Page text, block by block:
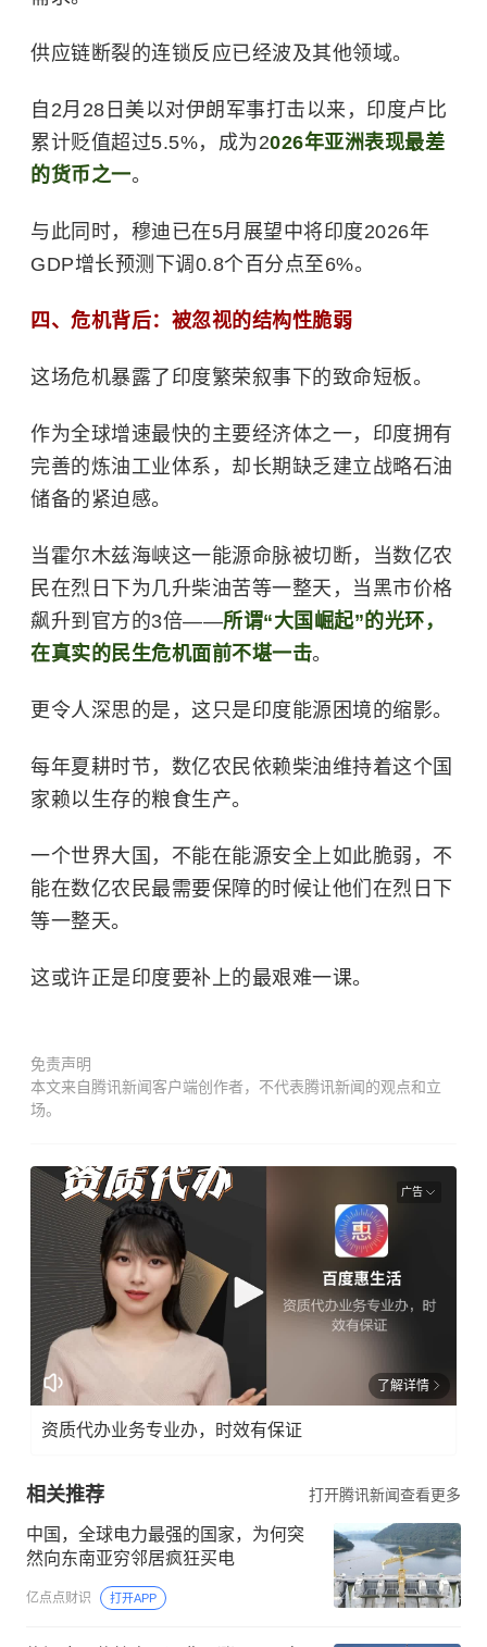
供应链断裂的连锁反应已经波及其他领域。
自2月28日美以对伊朗军事打击以来，印度卢比
累计贬值超过5.5%，成为2026年亚洲表现最差
的货币之一。
与此同时，穆迪已在5月展望中将印度2026年
GDP增长预测下调0.8个百分点至6%。
四、危机背后：被忽视的结构性脆弱
这场危机暴露了印度繁荣叙事下的致命短板。
作为全球增速最快的主要经济体之一，印度拥有
完善的炼油工业体系，却长期缺乏建立战略石油
储备的紧迫感。
当霍尔木兹海峡这一能源命脉被切断，当数亿农
民在烈日下为几升柴油苦等一整天，当黑市价格
飙升到官方的3倍——所谓“大国崛起”的光环，
在真实的民生危机面前不堪一击。
更令人深思的是，这只是印度能源困境的缩影。
每年夏耕时节，数亿农民依赖柴油维持着这个国
家赖以生存的粮食生产。
一个世界大国，不能在能源安全上如此脆弱，不
能在数亿农民最需要保障的时候让他们在烈日下
等一整天。
这或许正是印度要补上的最艰难一课。
免责声明
本文来自腾讯新闻客户端创作者，不代表腾讯新闻的观点和立
场。
广告
了解详情
资质代办业务专业办，时效有保证
相关推荐 打开腾讯新闻查看更多
中国，全球电力最强的国家，为何突
然向东南亚穷邻居疯狂买电
亿点点财识 打开APP